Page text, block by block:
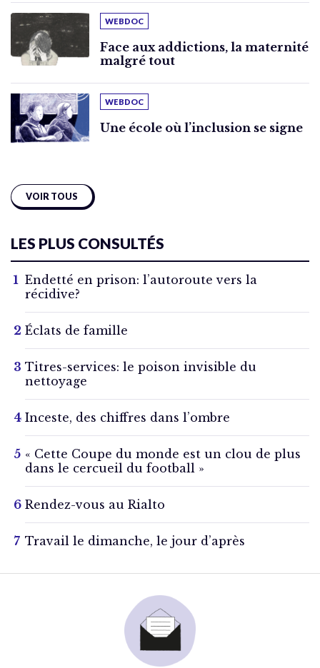
WEBDOC
Face aux addictions, la maternité
malgré tout
WEBDOC
Une école où l’inclusion se signe
VOIR TOUS
LES PLUS CONSULTÉS
Endetté en prison: l’autoroute vers la
récidive?
Éclats de famille
Titres-services: le poison invisible du
nettoyage
Inceste, des chiffres dans l’ombre
« Cette Coupe du monde est un clou de plus
dans le cercueil du football »
Rendez-vous au Rialto
Travail le dimanche, le jour d’après